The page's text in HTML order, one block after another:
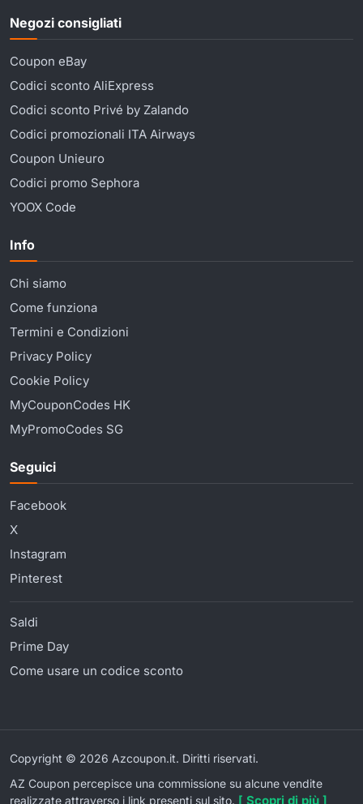
Negozi consigliati
Coupon eBay
Codici sconto AliExpress
Codici sconto Privé by Zalando
Codici promozionali ITA Airways
Coupon Unieuro
Codici promo Sephora
YOOX Code
Info
Chi siamo
Come funziona
Termini e Condizioni
Privacy Policy
Cookie Policy
MyCouponCodes HK
MyPromoCodes SG
Seguici
Facebook
X
Instagram
Pinterest
Saldi
Prime Day
Come usare un codice sconto
Copyright © 2026 Azcoupon.it. Diritti riservati.
AZ Coupon percepisce una commissione su alcune vendite
realizzate attraverso i link presenti sul sito. [ Scopri di più ]